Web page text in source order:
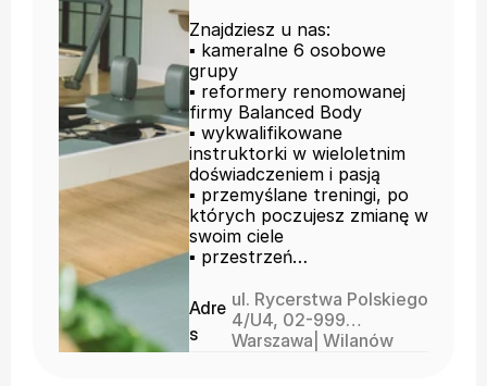
Znajdziesz u nas:
▪︎ kameralne 6 osobowe
grupy
▪︎ reformery renomowanej
firmy Balanced Body
▪︎ wykwalifikowane
instruktorki w wieloletnim
doświadczeniem i pasją
▪︎ przemyślane treningi, po
których poczujesz zmianę w
swoim ciele
▪︎ przestrzeń
Twoim komforcie
▪︎ atmosferę, która sprzyja
skupieniu i relaksowi, aby
Adre
s
ul. Rycerstwa Polskiego
4/U4, 02-999
Warszawa
Warszawa Wilanów